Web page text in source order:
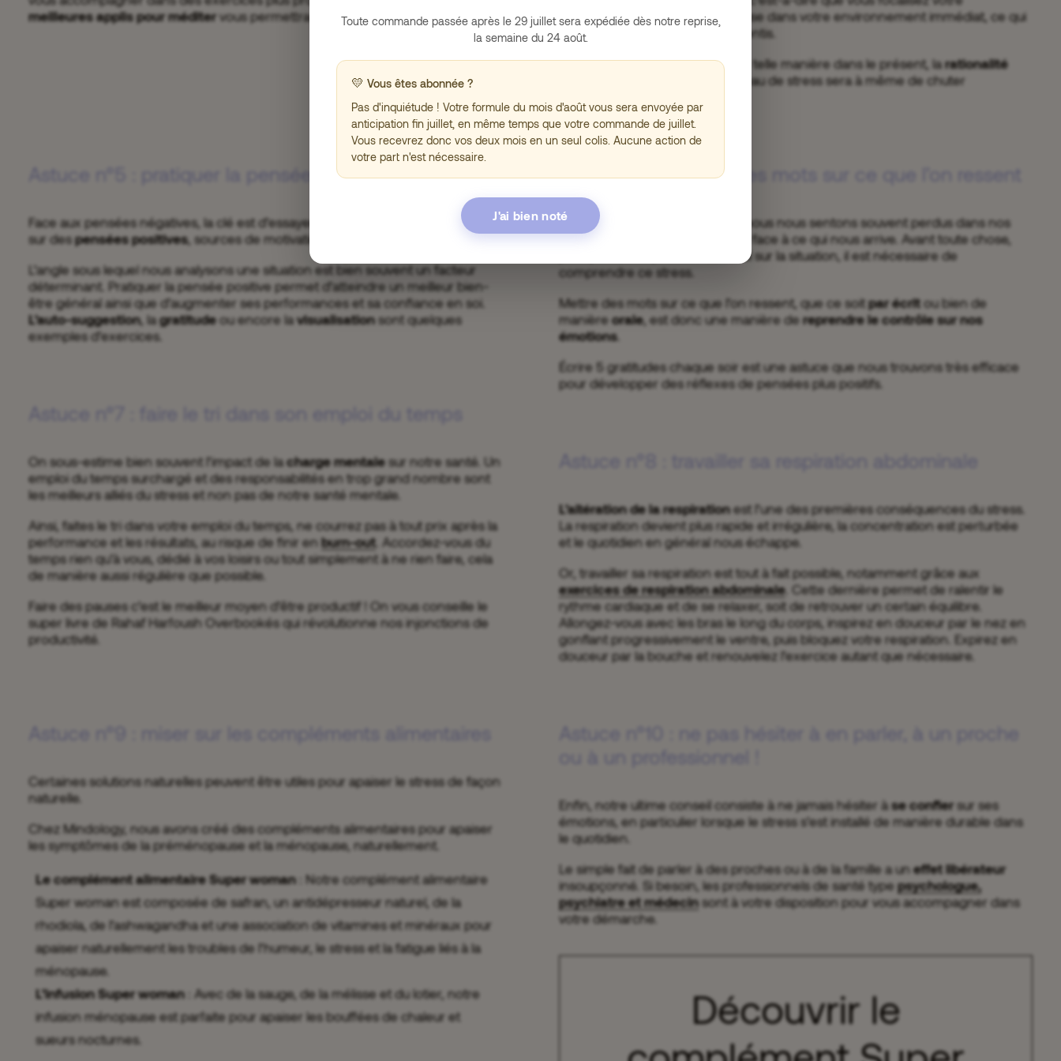
meilleures applis pour méditer vous permettra de trouver l’outil parfait.
concentration sur ce qu’il se passe dans votre environnement immédiat, ce qui
vous entoure ainsi que vos ressentis.
Lorsque vous vous ancrez d’une telle manière dans le présent, larationalité
l’emporte sur l’émotion et le niveau de stress sera à même de chuter
Astuce n°5 : pratiquer la pensée positive
Face aux pensées négatives, la clé est d’essayer de se concentrer davantage
sur despensées positives, sources de motivation.
L’angle sous lequel nous analysons une situation est bien souvent un facteur
déterminant. Pratiquer la pensée positive permet d’atteindre un meilleur bien-
être général ainsi que d’augmenter ses performances et sa confiance en soi.
L’auto-suggestion, lagratitudeou encore lavisualisationsont quelques
exemples d’exercices.
On sous-estime bien souvent l’impact de lacharge mentalesur notre santé. Un
emploi du temps surchargé et des responsabilités en trop grand nombre sont
les meilleurs alliés du stress et non pas de notre santé mentale.
Ainsi, faites le tri dans votre emploi du temps, ne courrez pas à tout prix après la
performance et les résultats, au risque de finir en burn-out. Accordez-vous du
temps rien qu’à vous, dédié à vos loisirs ou tout simplement à ne rien faire, cela
de manière aussi régulière que possible.
Faire des pauses c’est le meilleur moyen d’être productif ! On vous conseille le
super livre de Rahaf Harfoush Overbookés qui révolutionne nos injonctions de
productivité.
Astuce n°6 : mettre des mots sur ce que l’on ressent
Lorsque le stress nous envahit, nous nous sentons souvent perdus dans nos
propres pensées et impuissants face à ce qui nous arrive. Avant toute chose,
pour parvenir à prendre du recul sur la situation, il est nécessaire de
comprendre ce stress.
Mettre des mots sur ce que l’on ressent, que ce soitpar écrit ou bien de
manièreorale, est donc une manière dereprendre le contrôle sur nos
émotions.
Écrire 5 gratitudes chaque soir est une astuce que nous trouvons très efficace
pour développer des réflexes de pensées plus positifs.
L’altération de la respirationest l’une des premières conséquences du stress.
La respiration devient plus rapide et irrégulière, la concentration est perturbée
et le quotidien en général nous échappe.
Or, travailler sa respiration est tout à fait possible, notamment grâce aux
exercices de respiration abdominale. Cette dernière permet de ralentir le
rythme cardiaque et de se relaxer, soit de retrouver un certain équilibre.
Allongez-vous avec les bras le long du corps, inspirez en douceur par le nez en
gonflant progressivement le ventre, puis bloquez votre respiration. Expirez en
douceur par la bouche et renouvelez l’exercice autant que nécessaire.
Certaines solutions naturelles peuvent être utiles pour apaiser le stress de façon
naturelle.
Chez Mindology, nous avons créé des compléments alimentaires pour apaiser
les symptômes de la préménopause et la ménopause, naturellement.
Le complément alimentaire Super woman: Notre complément alimentaire
Super woman est composée de safran, un antidépresseur naturel, de la
rhodiola, de l’ashwagandha et une association de vitamines et minéraux pour
apaiser naturellement les troubles de l’humeur, le stress et la fatigue liés à la
ménopause.
L’infusion Super woman: Avec de la sauge, de la mélisse et du lotier, notre
infusion ménopause est parfaite pour apaiser les bouffées de chaleur et
sueurs nocturnes.
Enfin, notre ultime conseil consiste à ne jamais hésiter àse confier sur ses
émotions, en particulier lorsque le stress s’est installé de manière durable dans
le quotidien.
Le simple fait de parler à des proches ou à de la famille a uneffet libérateur
insoupçonné. Si besoin, les professionnels de santé typepsychologue,
psychiatre et médecinsont à votre disposition pour vous accompagner dans
votre démarche.
Découvrir le
Toute commande passée après le 29 juillet sera expédiée dès notre reprise,
la semaine du 24 août.
💛 Vous êtes abonnée ?
Pas d'inquiétude ! Votre formule du mois d'août vous sera envoyée par
anticipation fin juillet, en même temps que votre commande de juillet.
Vous recevrez donc vos deux mois en un seul colis. Aucune action de
votre part n'est nécessaire.
J'ai bien noté